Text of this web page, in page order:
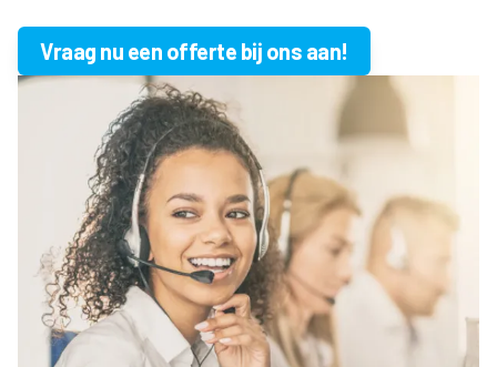
Vraag nu een offerte bij ons aan!